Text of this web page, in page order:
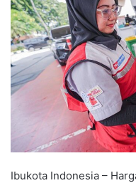
Ibukota Indonesia –